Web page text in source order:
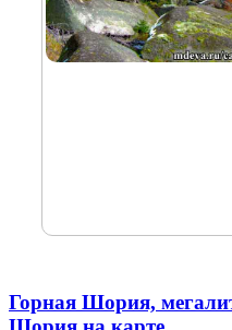
Горная Шория,